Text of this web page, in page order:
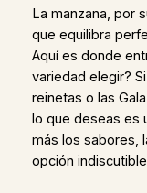
La manzana, por
que equilibra
Aquí es donde
variedad elegir?
reinetas o las
lo que deseas es
más los sabores,
opción